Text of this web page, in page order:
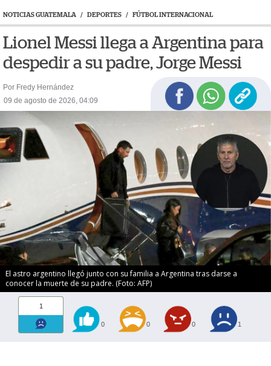
NOTICIAS GUATEMALA / DEPORTES / FÚTBOL INTERNACIONAL
Lionel Messi llega a Argentina para
despedir a su padre, Jorge Messi
Por Fredy Hernández
09 de agosto de 2026, 04:09
El astro argentino llegó junto con su familia a Argentina tras darse a
conocer la muerte de su padre. (Foto: AFP)
1
0 0 0 1